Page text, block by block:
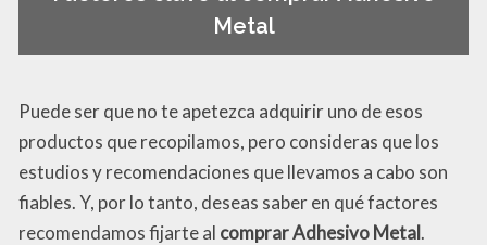
Metal
Puede ser que no te apetezca adquirir uno de esos
productos que recopilamos, pero consideras que los
estudios y recomendaciones que llevamos a cabo son
fiables. Y, por lo tanto, deseas saber en qué factores
recomendamos fijarte al comprar Adhesivo Metal.